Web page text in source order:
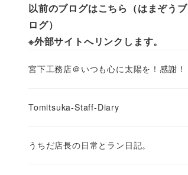
以前のブログはこちら（はまぞうブ
ログ）
※外部サイトへリンクします。
宮下工務店＠いつも心に太陽を！感謝！
Tomitsuka-Staff-Diary
うちだ店長の日常とラン日記。